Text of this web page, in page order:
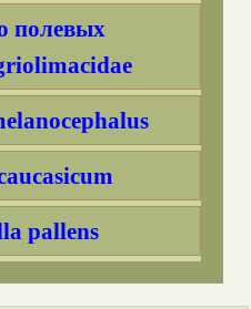
полевых
pallens
слизней